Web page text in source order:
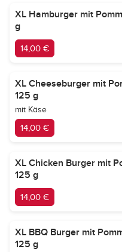
XL Hamburger mit
g
14,00 €
XL Cheeseburger mit
125 g
mit Käse
14,00 €
XL Chicken Burger mit
125 g
14,00 €
XL BBQ Burger mit
125 g